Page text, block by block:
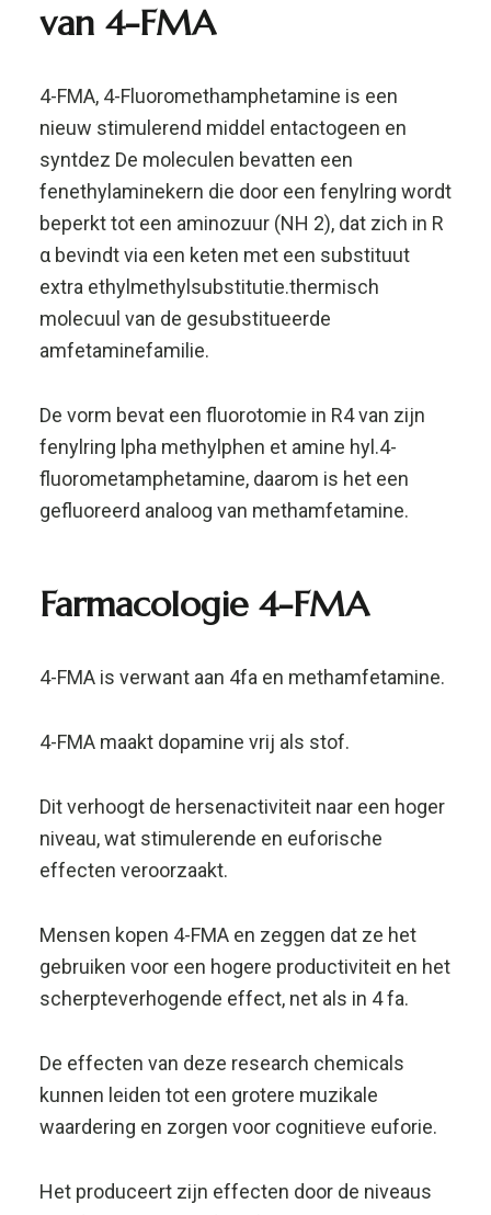
amfetaminefamilie.
fenylring lpha methylphen et amine hyl.4-
fluorometamphetamine, daarom is het een
gefluoreerd analoog van methamfetamine.
Farmacologie 4-FMA
4-FMA is verwant aan 4fa en methamfetamine.
Dit verhoogt de hersenactiviteit naar een hoger
niveau, wat stimulerende en euforische
effecten veroorzaakt.
Mensen kopen 4-FMA en zeggen dat ze het
gebruiken voor een hogere productiviteit en het
kunnen leiden tot een grotere muzikale
Het produceert zijn effecten door de niveaus
van dopamine, noradrenaline en serotonine in
over bekend in de farmacologie.
4fa werd voor het eerst ontdekt in Japan in
(2-FA), 3-fluoramfetamine (3-FA) en 4-
fluoramfetamine 4fa.